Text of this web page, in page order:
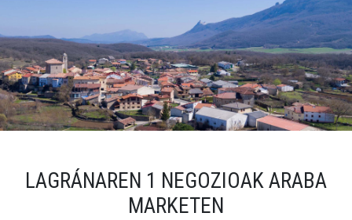
LAGRÁNAREN 1 NEGOZIOAK ARABA
MARKETEN